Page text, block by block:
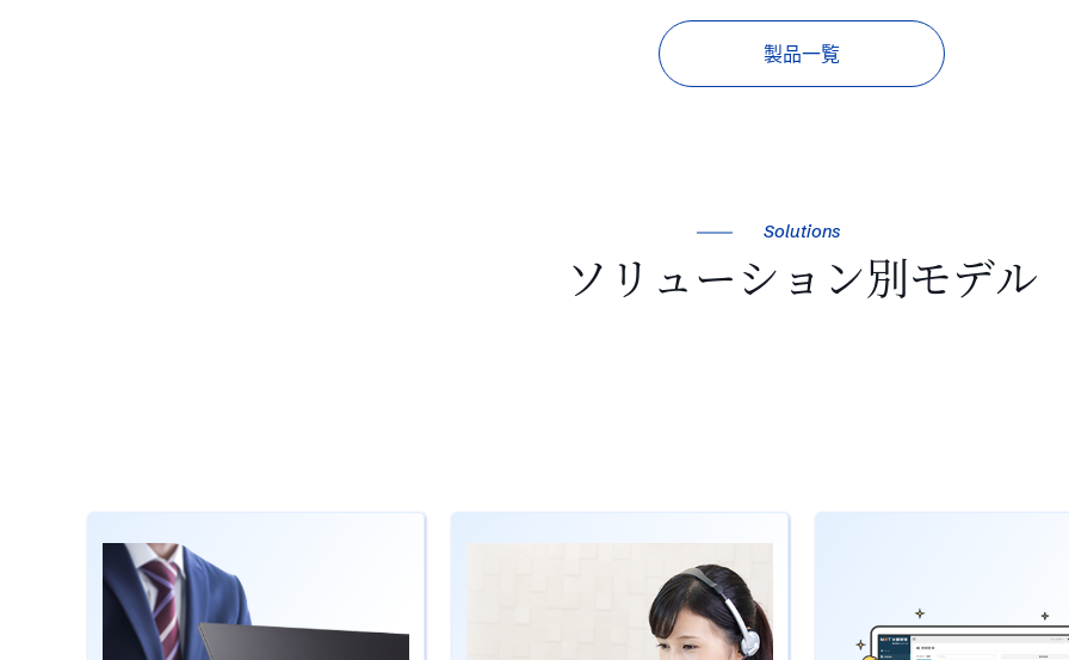
製品一覧
Solutions
ソリューション別モデル